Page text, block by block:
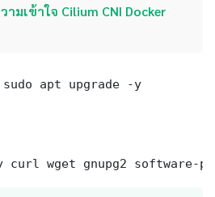
ามเข้าใจ Cilium CNI Docker
apt upgrade -y
wget gnupg2 software-